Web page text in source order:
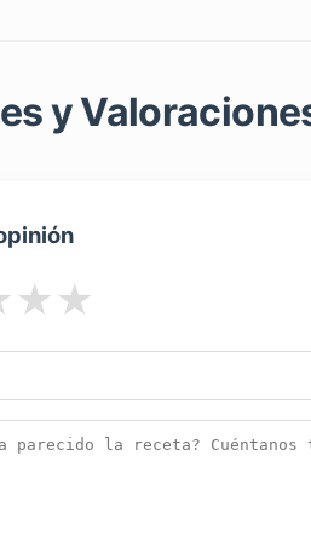
y
★
★